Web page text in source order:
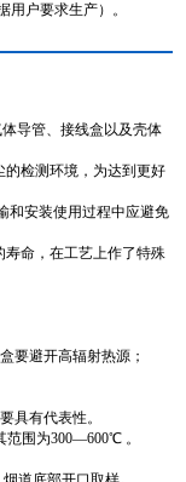
用户要求生产）。
导管、接线盒以及壳体
的检测环境，为达到更好
和安装使用过程中应避免
命，在工艺上作了特殊
要避开高辐射热源；
具有代表性。
范围为300—600℃ 。